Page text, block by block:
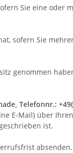
Sie eine oder
sofern Sie
genommen
Telefonnr.:
E-Mail) über
ist.
absenden.